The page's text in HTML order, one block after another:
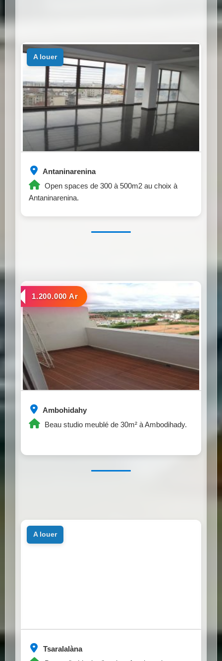
Antaninarenina
Open spaces de 300 à 500m2 au choix à
Antaninarenina.
a louer
Ambohidahy
Beau studio meublé de 30m² à Ambodihady.
a louer
1.200.000 Ar
Tsaralalàna
a louer